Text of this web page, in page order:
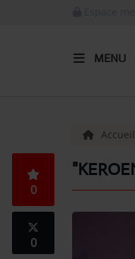
MENU
ACTUALITÉS DE LA
EMISSIONS
EQUIPE
ARTISTES
Accueil
0
0